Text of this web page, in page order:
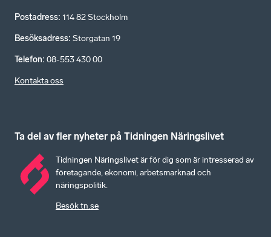
Postadress: 114 82 Stockholm
Besöksadress: Storgatan 19
Telefon: 08-553 430 00
Kontakta oss
Ta del av fler nyheter på Tidningen Näringslivet
Tidningen Näringslivet är för dig som är intresserad av
företagande, ekonomi, arbetsmarknad och
näringspolitik.
Besök tn.se